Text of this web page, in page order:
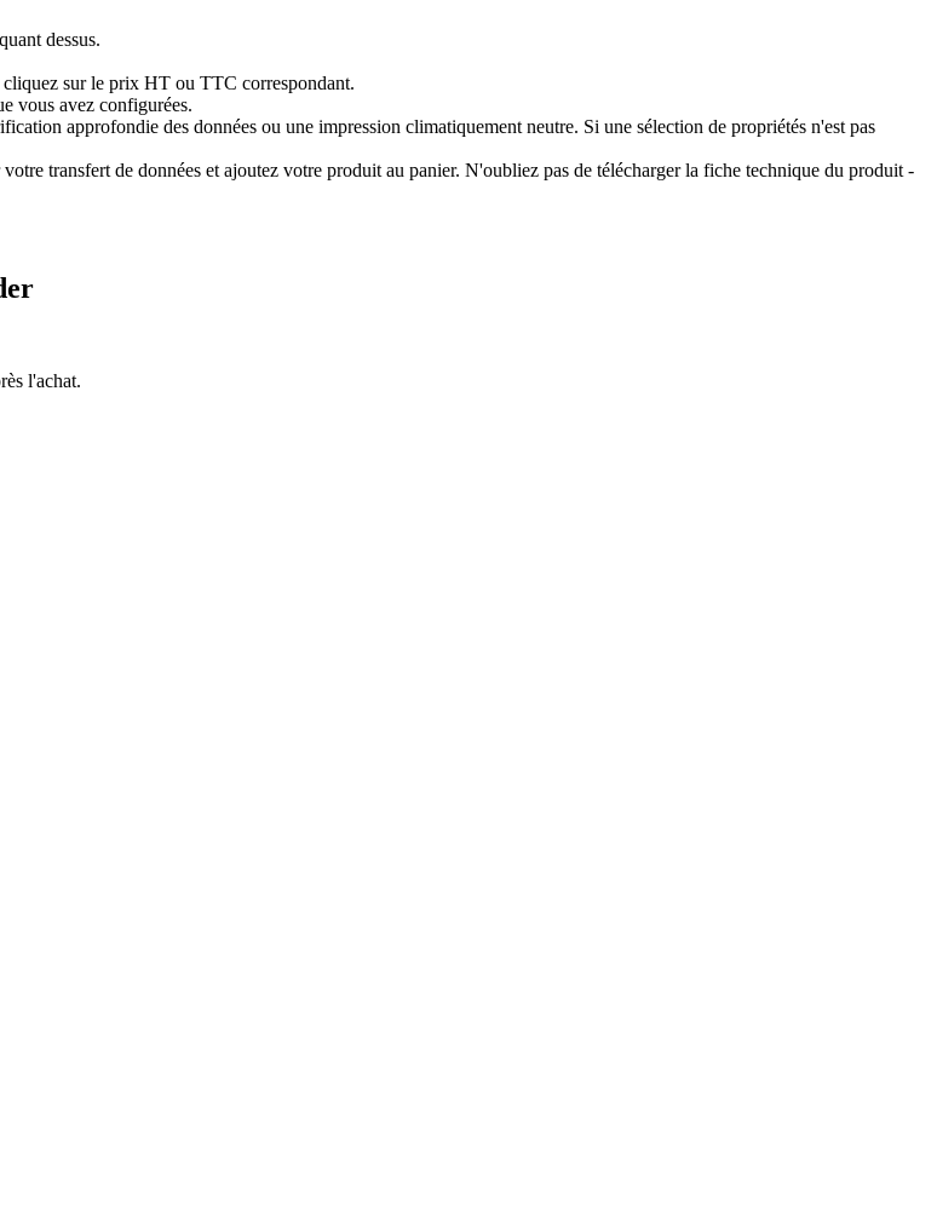
dessus.
sur le prix HT ou TTC correspondant.
vous avez configurées.
approfondie des données ou une impression climatiquement neutre. Si une sélection de propriétés n'est pas
transfert de données et ajoutez votre produit au panier. N'oubliez pas de télécharger la fiche technique du produit -
l'achat.